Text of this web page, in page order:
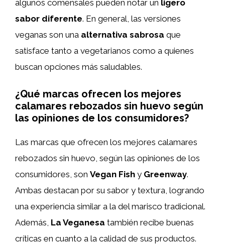
algunos comensales pueden notar un ligero
sabor diferente. En general, las versiones
veganas son una alternativa sabrosa que
satisface tanto a vegetarianos como a quienes
buscan opciones más saludables.
¿Qué marcas ofrecen los mejores
calamares rebozados sin huevo según
las opiniones de los consumidores?
Las marcas que ofrecen los mejores calamares
rebozados sin huevo, según las opiniones de los
consumidores, son Vegan Fish y Greenway.
Ambas destacan por su sabor y textura, logrando
una experiencia similar a la del marisco tradicional.
Además, La Veganesa también recibe buenas
críticas en cuanto a la calidad de sus productos.